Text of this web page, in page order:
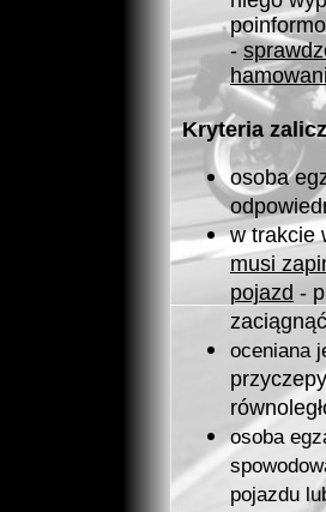
-
Kryteria
osoba
w trakcie
musi
pojazd -
oceniana
osoba
pojazdu